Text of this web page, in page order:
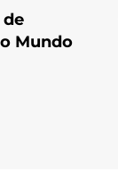
Mundo